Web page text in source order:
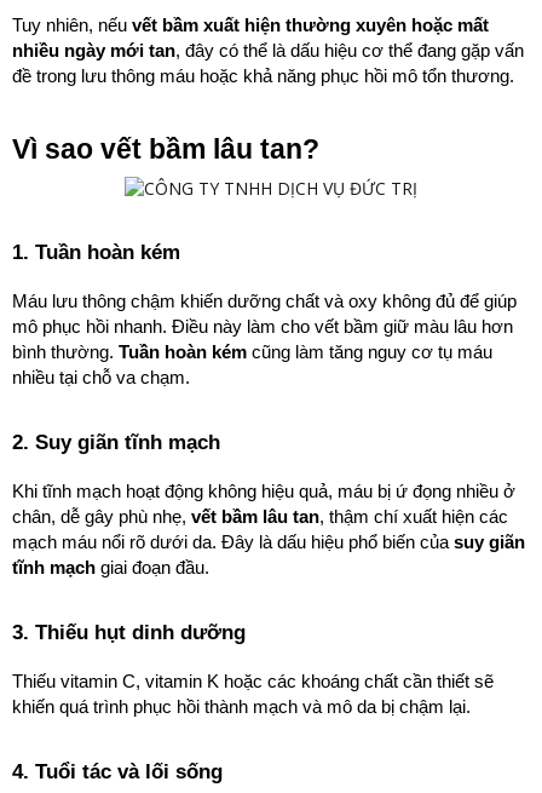
Tuy nhiên, nếu vết bầm xuất hiện thường xuyên hoặc mất
nhiều ngày mới tan, đây có thể là dấu hiệu cơ thể đang gặp vấn
đề trong lưu thông máu hoặc khả năng phục hồi mô tổn thương.
Vì sao vết bầm lâu tan?
1. Tuần hoàn kém
Máu lưu thông chậm khiến dưỡng chất và oxy không đủ để giúp
mô phục hồi nhanh. Điều này làm cho vết bầm giữ màu lâu hơn
bình thường. Tuần hoàn kém cũng làm tăng nguy cơ tụ máu
nhiều tại chỗ va chạm.
2. Suy giãn tĩnh mạch
Khi tĩnh mạch hoạt động không hiệu quả, máu bị ứ đọng nhiều ở
chân, dễ gây phù nhẹ, vết bầm lâu tan, thậm chí xuất hiện các
mạch máu nổi rõ dưới da. Đây là dấu hiệu phổ biến của suy giãn
tĩnh mạch giai đoạn đầu.
3. Thiếu hụt dinh dưỡng
Thiếu vitamin C, vitamin K hoặc các khoáng chất cần thiết sẽ
khiến quá trình phục hồi thành mạch và mô da bị chậm lại.
4. Tuổi tác và lối sống